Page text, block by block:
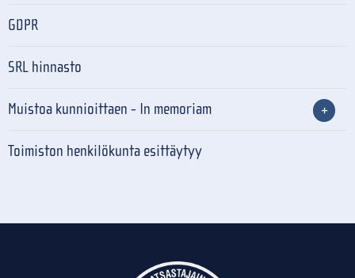
GDPR
SRL hinnasto
Muistoa kunnioittaen - In memoriam
Toimiston henkilökunta esittäytyy